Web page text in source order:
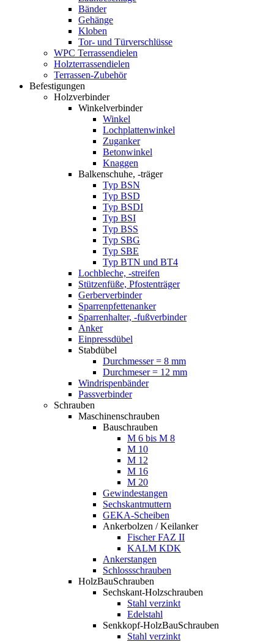
Bänder
Gehänge
Kloben
Tor- und Türverschlüsse
WPC Terrassendielen
Holzterrassendielen
Terrassen-Zubehör
Befestigungen
Holzverbinder
Winkelverbinder
Winkel
Lochplattenwinkel
Zuganker
Betonwinkel
Knaggen
Balkenschuhe, -träger
Typ BSN
Typ BSD
Typ BSDI
Typ BSI
Typ BSS
Typ SBG
Typ SBE
Typ BTN und BT4
Lochbleche, -streifen
Stützenfüße, Pfostenträger
Gerberverbinder
Sparrenpfettenanker
Sparrenhalter, -fußverbinder
Anker
Einpressdübel
Stabdübel
Durchmesser = 8 mm
Durchmeser = 12 mm
Windrispenbänder
Passverbinder
Schrauben
Maschinenschrauben
Bauschrauben
M 6 bis M 8
M 10
M 12
M 16
M 20
Gewindestangen
Sechskantmuttern
GEKA-Scheiben
Ankerbolzen / Keilanker
Fischer FAZ II
KALM KDK
Ankerstangen
Schlossschrauben
HolzBauSchrauben
Sechskant-Holzschrauben
Stahl verzinkt
Edelstahl
Senkkopf-HolzBauSchrauben
Stahl verzinkt